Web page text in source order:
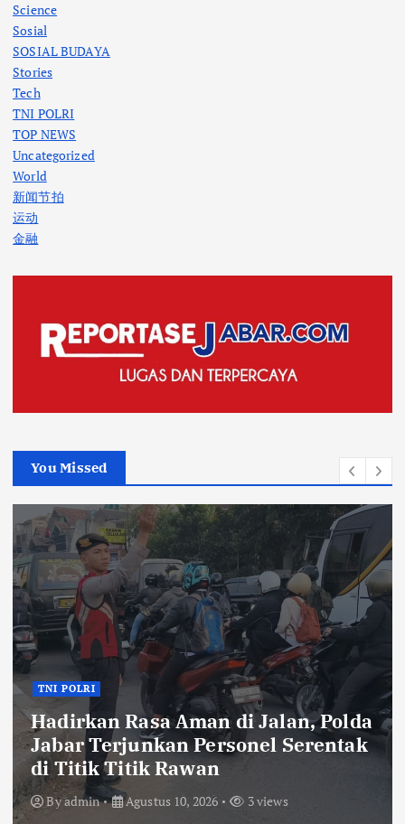
Science
Sosial
SOSIAL BUDAYA
Stories
Tech
TNI POLRI
TOP NEWS
Uncategorized
World
新闻节拍
运动
金融
You Missed
Lingkungan EKONOMI Pemerintahan
Pemkab Bandung Luncurkan Kartu
Kredit Indonesia, KDS Tekankan
Pengawasan dan Integritas
Byadmin Agustus 10, 2026 4 views